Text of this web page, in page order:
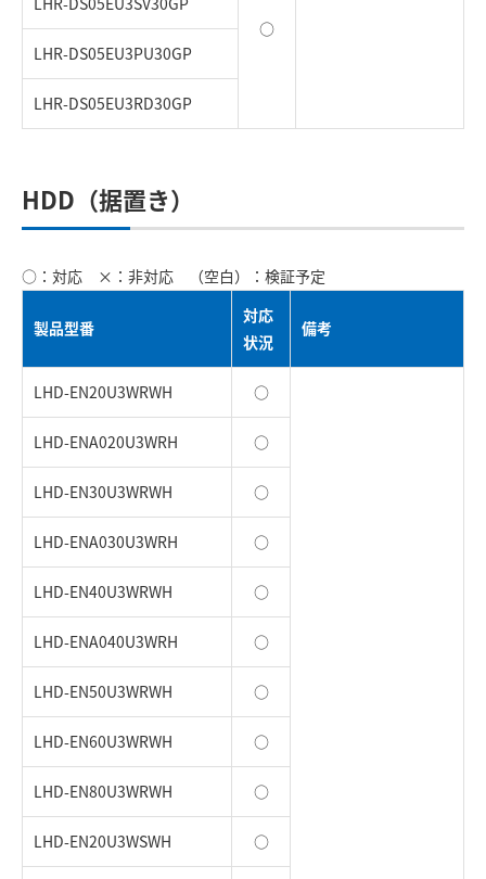
○
LHR-DS05EU3PU30GP
LHR-DS05EU3RD30GP
HDD（据置き）
○：対応 ×：非対応 （空白）：検証予定
製品型番
対応
状況
備考
LHD-EN20U3WRWH ○
LHD-ENA020U3WRH ○
LHD-EN30U3WRWH ○
LHD-ENA030U3WRH ○
LHD-EN40U3WRWH ○
LHD-ENA040U3WRH ○
LHD-EN50U3WRWH ○
LHD-EN60U3WRWH ○
LHD-EN80U3WRWH ○
LHD-EN20U3WSWH ○